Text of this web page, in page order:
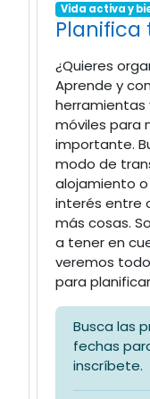
Vida activa y
Planifica
¿Quieres
Aprende y
herramientas
móviles para
importante.
modo de
alojamiento
interés entre
más cosas.
a tener en
veremos
para
Busca las
fechas
inscríbete.